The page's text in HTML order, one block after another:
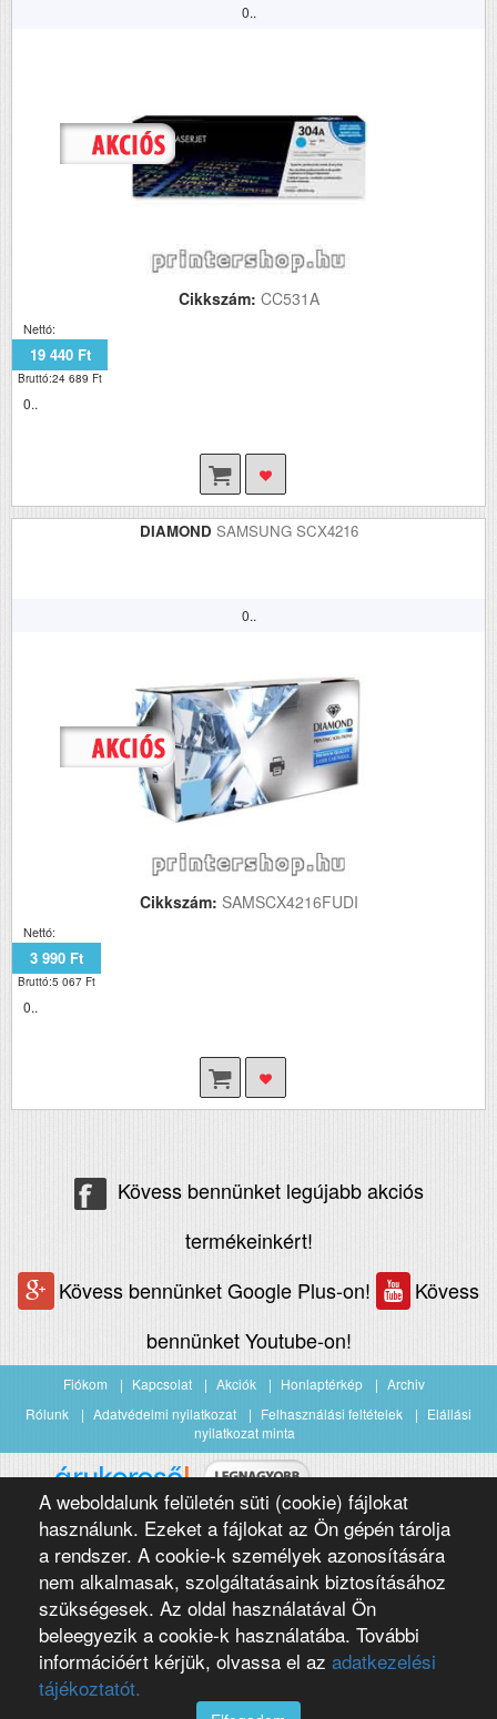
0..
Cikkszám: CC531A
Nettó:
19 440 Ft
Bruttó:24 689 Ft
0..
DIAMOND SAMSUNG SCX4216
0..
Cikkszám: SAMSCX4216FUDI
Nettó:
3 990 Ft
Bruttó:5 067 Ft
0..
A weboldalunk felületén süti (cookie) fájlokat
használunk. Ezeket a fájlokat az Ön gépén tárolja
a rendszer. A cookie-k személyek azonosítására
nem alkalmasak, szolgáltatásaink biztosításához
szükségesek. Az oldal használatával Ön
beleegyezik a cookie-k használatába. További
információért kérjük, olvassa el az adatkezelési
tájékoztatót.
Kövess bennünket legújabb akciós
termékeinkért!
Kövess bennünket Google Plus-on!
Kövess
bennünket Youtube-on!
Fiókom Kapcsolat Akciók Honlaptérkép
Archiv
Rólunk
Adatvédelmi nyilatkozat Felhasználási feltételek
Elállási
nyilatkozat minta
Copyright 2016 Négypólus Kft